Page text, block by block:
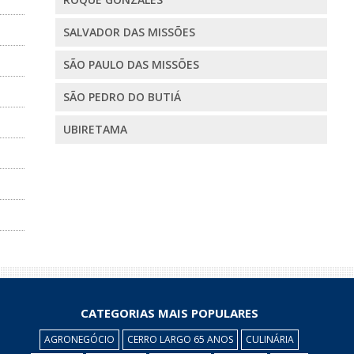
SALVADOR DAS MISSÕES
SÃO PAULO DAS MISSÕES
SÃO PEDRO DO BUTIÁ
UBIRETAMA
CATEGORIAS MAIS POPULARES
AGRONEGÓCIO CERRO LARGO 65 ANOS CULINÁRIA